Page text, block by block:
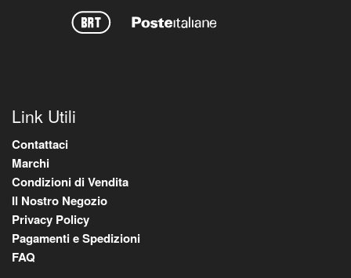
Link Utili
Contattaci
Marchi
Condizioni di Vendita
Il Nostro Negozio
Privacy Policy
Pagamenti e Spedizioni
FAQ